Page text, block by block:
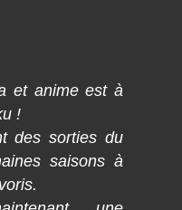
et anime est à
!
des sorties du
saisons à